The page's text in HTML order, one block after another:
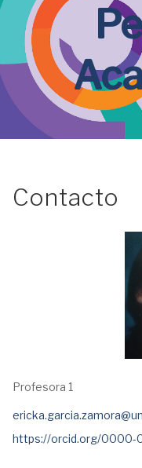
Contacto
Profesora 1
Email:
Webpage:
https://orcid.org/0000-